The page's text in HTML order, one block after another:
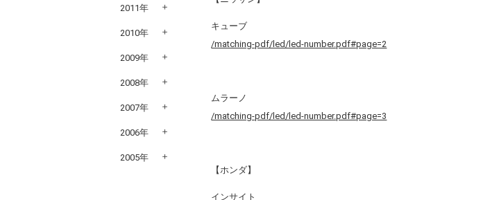
キューブ
/matching-pdf/led/led-number.pdf#page=2
ムラーノ
/matching-pdf/led/led-number.pdf#page=3
【ホンダ】
インサイト
2011年
2010年
2009年
2008年
2007年
2006年
2005年